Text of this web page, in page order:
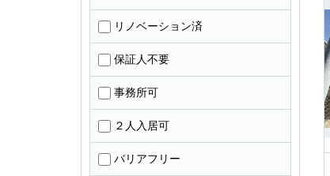
リノベーション済
保証人不要
事務所可
２人入居可
バリアフリー